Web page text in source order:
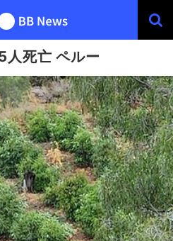
人死亡 ペルー